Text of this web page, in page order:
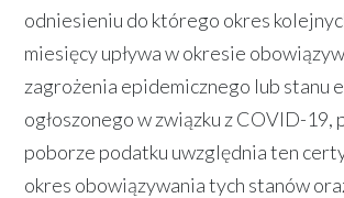
odniesieniu do którego okres
miesięcy upływa w okresie
zagrożenia epidemicznego lub stanu
ogłoszonego w związku z COVID-19,
poborze podatku uwzględnia ten
okres obowiązywania tych stanów